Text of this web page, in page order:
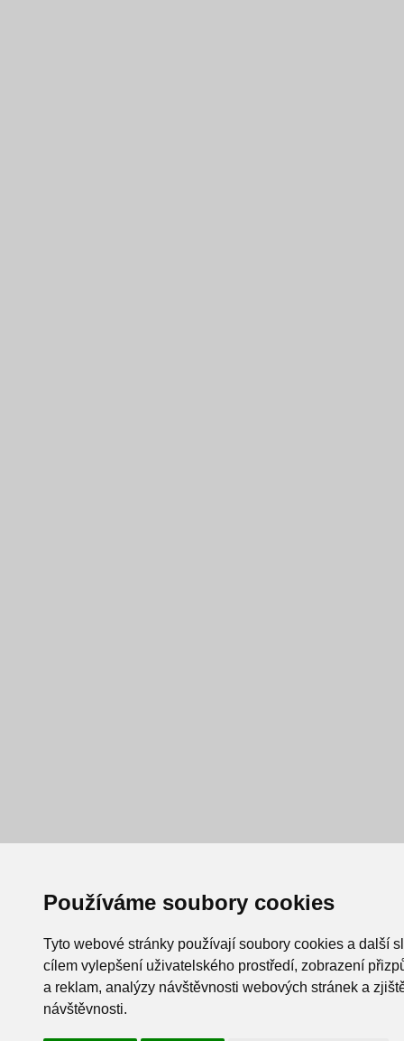
Používáme soubory cookies
Tyto webové stránky používají soubory cookies a další
cílem vylepšení uživatelského prostředí, zobrazení
a reklam, analýzy návštěvnosti webových stránek a
návštěvnosti.